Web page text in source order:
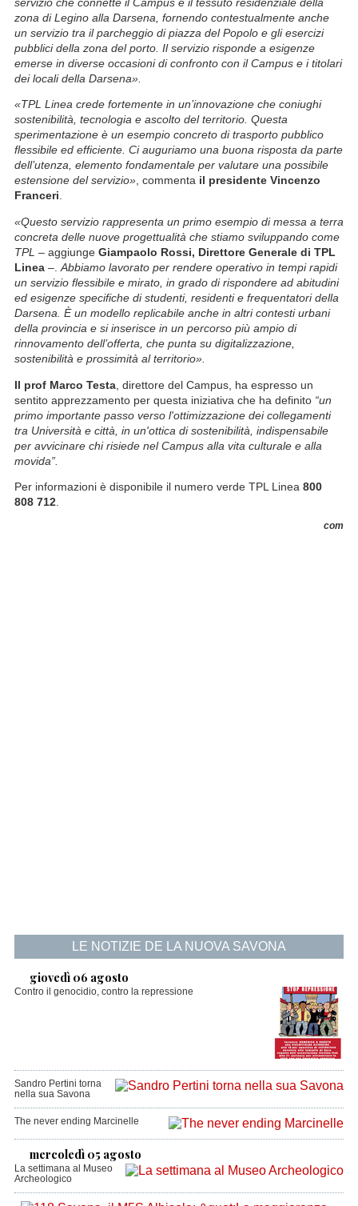
servizio che connette il Campus e il tessuto residenziale della
zona di Legino alla Darsena, fornendo contestualmente anche
un servizio tra il parcheggio di piazza del Popolo e gli esercizi
pubblici della zona del porto. Il servizio risponde a esigenze
emerse in diverse occasioni di confronto con il Campus e i titolari
dei locali della Darsena».
«TPL Linea crede fortemente in un’innovazione che coniughi
sostenibilità, tecnologia e ascolto del territorio. Questa
sperimentazione è un esempio concreto di trasporto pubblico
flessibile ed efficiente. Ci auguriamo una buona risposta da parte
dell’utenza, elemento fondamentale per valutare una possibile
estensione del servizio», commenta il presidente Vincenzo
Franceri.
«Questo servizio rappresenta un primo esempio di messa a terra
concreta delle nuove progettualità che stiamo sviluppando come
TPL – aggiunge Giampaolo Rossi, Direttore Generale di TPL
Linea–. Abbiamo lavorato per rendere operativo in tempi rapidi
un servizio flessibile e mirato, in grado di rispondere ad abitudini
ed esigenze specifiche di studenti, residenti e frequentatori della
Darsena. È un modello replicabile anche in altri contesti urbani
della provincia e si inserisce in un percorso più ampio di
rinnovamento dell’offerta, che punta su digitalizzazione,
sostenibilità e prossimità al territorio».
Il prof Marco Testa, direttore del Campus, ha espresso un
sentito apprezzamento per questa iniziativa che ha definito “un
primo importante passo verso l'ottimizzazione dei collegamenti
tra Università e città, in un'ottica di sostenibilità, indispensabile
per avvicinare chi risiede nel Campus alla vita culturale e alla
movida”.
Per informazioni è disponibile il numero verde TPL Linea 800
808 712.
com
LE NOTIZIE DE LA NUOVA SAVONA
giovedì 06 agosto
Contro il genocidio, contro la repressione
Sandro Pertini torna
nella sua Savona
The never ending Marcinelle
mercoledì 05 agosto
La settimana al Museo
Archeologico